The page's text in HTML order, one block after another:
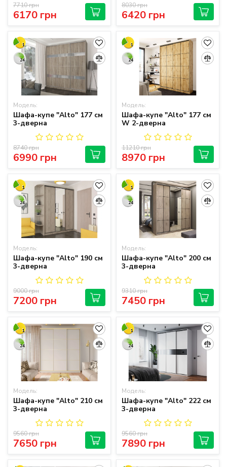
6170 грн
7710 грн
6420 грн
8030 грн
1
24
Модель:
Шафа-купе "Alto" 177 см
3-дверна
6990 грн
8740 грн
1
24
Модель:
Шафа-купе "Alto" 177 см
W 2-дверна
8970 грн
11210 грн
1
24
Модель:
Шафа-купе "Alto" 190 см
3-дверна
7200 грн
9000 грн
1
24
Модель:
Шафа-купе "Alto" 200 см
3-дверна
7450 грн
9310 грн
1
24
Модель:
Шафа-купе "Alto" 210 см
3-дверна
7650 грн
9560 грн
1
24
Модель:
Шафа-купе "Alto" 222 см
3-дверна
7890 грн
9560 грн